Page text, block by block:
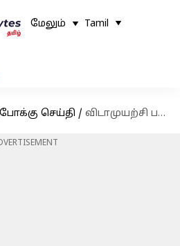
மேலும் Tamil
செய்தி / விடாமுயற்சி படத்தின் இரண்டாவது பாடல் பத்திக்கிச்சு வெளியானது